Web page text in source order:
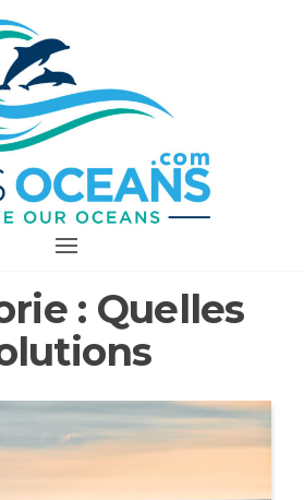
PROTÉGEONS
: Quelles